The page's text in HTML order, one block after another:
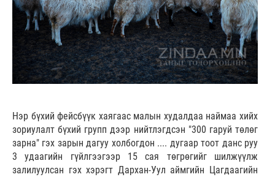
Нэр бүхий фейсбүүк хаягаас малын худалдаа наймаа хийх
зориулалт бүхий групп дээр нийтлэгдсэн "300 гаруй төлөг
зарна" гэх зарын дагуу холбогдон .... дугаар тоот данс руу
3 удаагийн гүйлгээгээр 15 сая төгрөгийг шилжүүлж
залилуулсан гэх хэрэгт Дархан-Уул аймгийн Цагдаагийн